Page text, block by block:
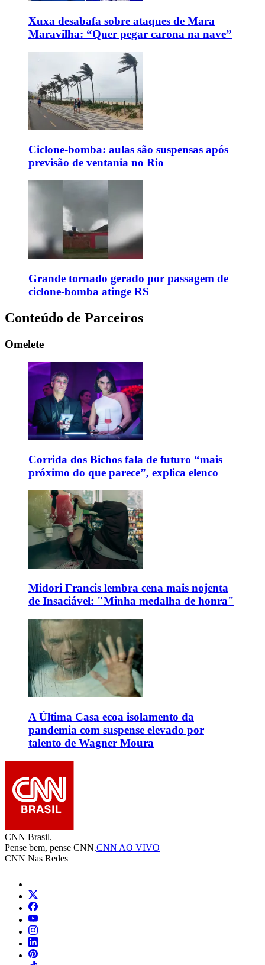
Xuxa desabafa sobre ataques de Mara
Maravilha: “Quer pegar carona na nave”
Ciclone-bomba: aulas são suspensas após
previsão de ventania no Rio
Grande tornado gerado por passagem de
ciclone-bomba atinge RS
Conteúdo de Parceiros
Omelete
Corrida dos Bichos fala de futuro “mais
próximo do que parece”, explica elenco
Midori Francis lembra cena mais nojenta
de Insaciável: "Minha medalha de honra"
A Última Casa ecoa isolamento da
pandemia com suspense elevado por
talento de Wagner Moura
CNN Brasil.
Pense bem, pense CNN.CNN AO VIVO
CNN Nas Redes